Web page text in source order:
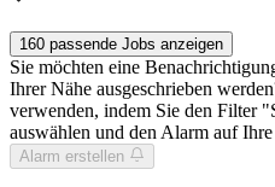
160 passende Jobs anzeigen
Sie möchten eine
Ihrer Nähe ausgeschrieben
verwenden, indem Sie den Filter
auswählen und den Alarm auf
Alarm erstellen